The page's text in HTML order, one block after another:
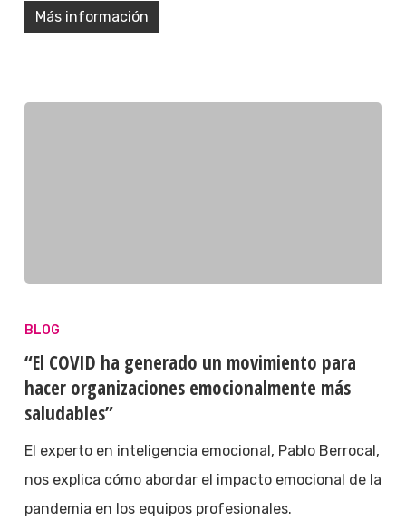
Más información
BLOG
“El COVID ha generado un movimiento para
hacer organizaciones emocionalmente más
saludables”
El experto en inteligencia emocional, Pablo Berrocal,
nos explica cómo abordar el impacto emocional de la
pandemia en los equipos profesionales.